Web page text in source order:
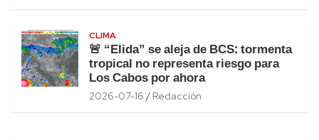
CLIMA
🚨 “Elida” se aleja de BCS: tormenta
tropical no representa riesgo para
Los Cabos por ahora
2026-07-16 Redacción